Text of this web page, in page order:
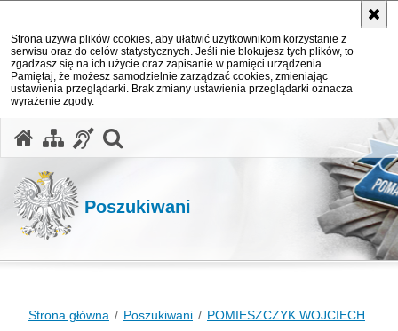
Strona używa plików cookies, aby ułatwić użytkownikom korzystanie z
serwisu oraz do celów statystycznych. Jeśli nie blokujesz tych plików, to
zgadzasz się na ich użycie oraz zapisanie w pamięci urządzenia.
Pamiętaj, że możesz samodzielnie zarządzać cookies, zmieniając
ustawienia przeglądarki. Brak zmiany ustawienia przeglądarki oznacza
wyrażenie zgody.
Poszukiwani
Strona główna Poszukiwani POMIESZCZYK WOJCIECH